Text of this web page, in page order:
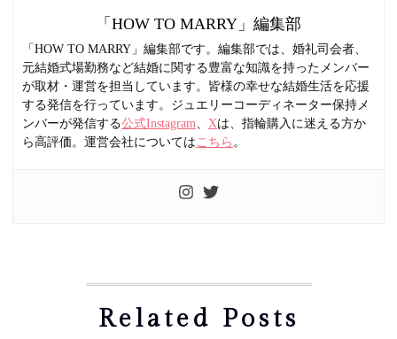
「HOW TO MARRY」編集部
「HOW TO MARRY」編集部です。編集部では、婚礼司会者、
元結婚式場勤務など結婚に関する豊富な知識を持ったメンバー
が取材・運営を担当しています。皆様の幸せな結婚生活を応援
する発信を行っています。ジュエリーコーディネーター保持メ
ンバーが発信する公式Instagram、 Xは、指輪購入に迷える方か
ら高評価。運営会社については こちら 。
Related Posts